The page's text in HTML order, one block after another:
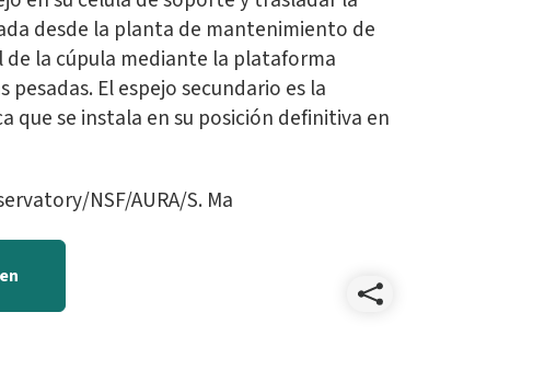
desde la planta de mantenimiento de
de la cúpula mediante la plataforma
pesadas. El espejo secundario es la
que se instala en su posición definitiva en
NSF/AURA/S. Ma